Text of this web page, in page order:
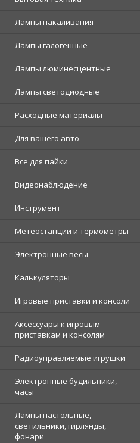
Лампы накаливания
Лампы галогенные
Лампы люминесцентные
Лампы светодиодные
Расходные материалы
Для вашего авто
Все для пайки
Видеонаблюдение
Инструмент
Метеостанции и термометры
Электронные весы
Калькуляторы
Игровые приставки и консоли
Аксессуары к игровым
приставкам и консолям
Радиоуправляемые игрушки
Электронные будильники,
часы
Лампы настольные,
светильники, гирлянды,
фонари